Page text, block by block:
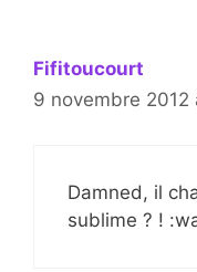
Fifitoucourt
9 novembre 2012
Damned, il
sublime ? !